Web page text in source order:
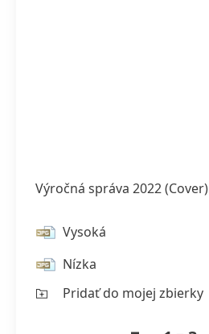
Výročná správa 2022(Cover)
Vysoká
Nízka
Pridať do mojej zbierky